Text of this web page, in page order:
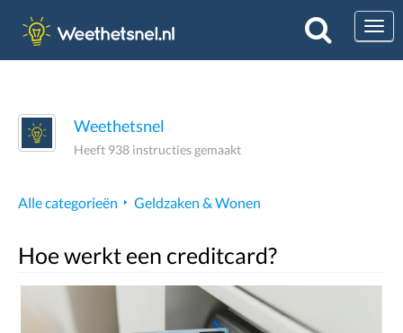
Weethetsnel
Heeft 938 instructies gemaakt
Alle categorieën Geldzaken & Wonen
Hoe werkt een creditcard?